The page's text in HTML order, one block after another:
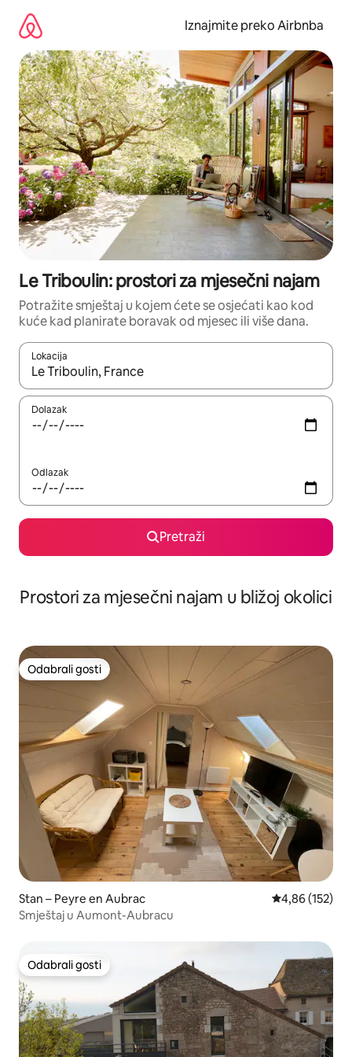
sadržaj
Iznajmite preko Airbnba
Le Triboulin: prostori za mjesečni najam
Potražite smještaj u kojem ćete se osjećati kao kod
kuće kad planirate boravak od mjesec ili više dana.
Lokacija
Kada budu dostupni rezultati, moći ćete ih pregledati
Dolazak
Odlazak
Pretraži
Prostori za mjesečni najam u bližoj okolici
Odabrali gosti
Odabrali gosti
Stan – Peyre en Aubrac Prosječna
4,86 (152)
Smještaj u Aumont-Aubracu
Odabrali gosti
Odabrali gosti